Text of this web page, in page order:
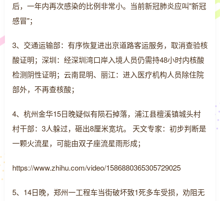
后，一年内再次感染的比例非常小。当前新冠肺炎应叫"新冠
感冒"；
3、交通运输部：有序恢复进出京道路客运服务，取消查验核
酸证明；深圳：经深圳湾口岸入境人员仍需持48小时内核酸
检测阴性证明；云南昆明、丽江：进入医疗机构人员除住院
部外，不再查核酸；
4、杭州金华15日晚疑似有陨石掉落，浦江县檀溪镇城头村
村干部：3人躲过，砸出8厘米宽坑。 天文专家：初步判断是
一颗火流星，可能由双子座流星雨形成；
https://www.zhihu.com/video/1586880365305729025
5、14日晚，郑州一工程车当街破坏致1死多车受损，劝阻无